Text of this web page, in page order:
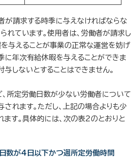
が請求する時季に与えなければならな
れています。使用者は、労働者が請求し
与えることが事業の正常な運営を妨げ
に年次有給休暇を与えることができま
与しないとすることはできません。
、所定労働日数が少ない労働者について
されます。ただし、上記の場合よりも少
ます。具体的には、次の表2のとおりと
が4日以下かつ週所定労働時間